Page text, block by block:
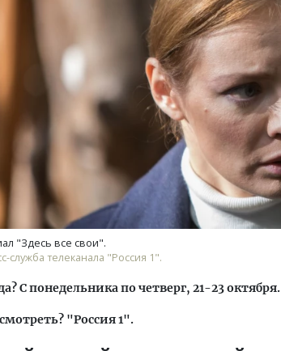
"Здесь все свои".
служба телеканала "Россия 1".
С понедельника по четверг, 21-23 октября.
"Россия 1".